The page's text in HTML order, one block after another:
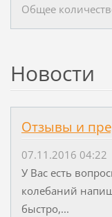
Общее
Новости
Отзывы и
07.11.2016 04:22
У Вас есть
колебаний
быстро,...